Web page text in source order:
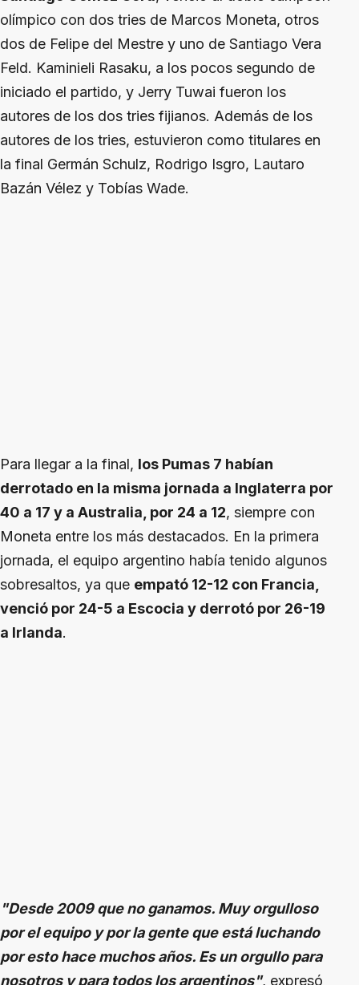
olímpico con dos tries de Marcos Moneta, otros
dos de Felipe del Mestre y uno de Santiago Vera
Feld. Kaminieli Rasaku, a los pocos segundo de
iniciado el partido, y Jerry Tuwai fueron los
autores de los dos tries fijianos. Además de los
autores de los tries, estuvieron como titulares en
la final Germán Schulz, Rodrigo Isgro, Lautaro
Bazán Vélez y Tobías Wade.
Para llegar a la final, los Pumas 7 habían
derrotado en la misma jornada a Inglaterra por
40 a 17 y a Australia, por 24 a 12, siempre con
Moneta entre los más destacados. En la primera
jornada, el equipo argentino había tenido algunos
sobresaltos, ya que empató 12-12 con Francia,
venció por 24-5 a Escocia y derrotó por 26-19
a Irlanda.
"Desde 2009 que no ganamos. Muy orgulloso
por el equipo y por la gente que está luchando
por esto hace muchos años. Es un orgullo para
nosotros y para todos los argentinos", expresó